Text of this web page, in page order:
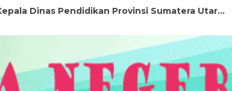
Dinas Pendidikan Provinsi Sumatera Utar...
TAHUN AJARAN 2025/2025...
RAYA JUARA UMUM FESTIVAL LOMBA SENI DAN
SMA NEGERI 1 RAYA LOLOS PASKIBRA